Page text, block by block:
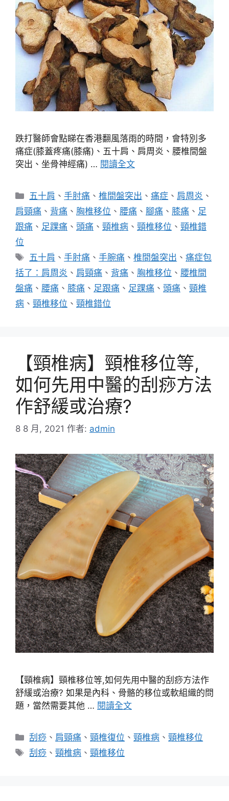
跌打醫師會點睇在香港翻風落雨的時間，會特別多
痛症(膝蓋疼痛(膝痛)、五十肩、肩周炎、腰椎間盤
突出、坐骨神經痛) … 閱讀全文
分
類
五十肩 、手肘痛 、椎間盤突出 、痛症 、 肩周炎 、
肩頸痛 、 背痛 、 胸椎移位 、 腰痛 、 腳痛 、 膝痛 、 足
跟痛 、 足踝痛 、 頭痛 、 頸椎病 、 頸椎移位 、 頸椎錯
位
標
籤
五十肩 、手肘痛 、手腕痛 、椎間盤突出 、痛症包
括了：肩周炎 、 肩頸痛 、 背痛 、 胸椎移位 、 腰椎間
盤痛 、 腰痛 、 膝痛 、 足跟痛 、 足踝痛 、 頭痛 、 頸椎
病 、 頸椎移位 、 頸椎錯位
【頸椎病】頸椎移位等,
如何先用中醫的刮痧方法
作舒緩或治療?
8 8 月, 2021 作者: admin
【頸椎病】頸椎移位等,如何先用中醫的刮痧方法作
舒緩或治療? 如果是內科、骨骼的移位或軟組織的問
題，當然需要其他 … 閱讀全文
分
類
刮痧 、 肩頸痛 、頸椎復位 、頸椎病 、頸椎移位
標
刮痧 、頸椎病 、頸椎移位